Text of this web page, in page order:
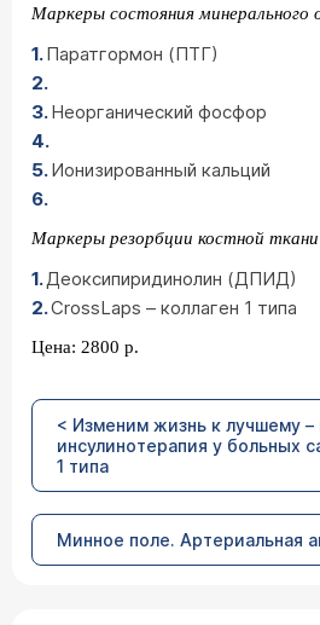
Маркеры состояния минерального
Паратгормон (ПТГ)
Неорганический фосфор
Ионизированный кальций
Маркеры резорбции костной ткани
Деоксипиридинолин (ДПИД)
CrossLaps – коллаген 1 типа
Цена: 2800 р.
< Изменим жизнь к лучшему –
инсулинотерапия у больных
1 типа
Минное поле. Артериальная